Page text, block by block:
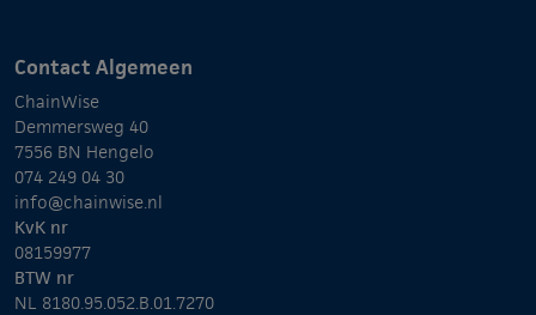
Contact Algemeen
ChainWise
Demmersweg 40
7556 BN Hengelo
074 249 04 30
info@chainwise.nl
KvK nr
08159977
BTW nr
NL 8180.95.052.B.01.7270